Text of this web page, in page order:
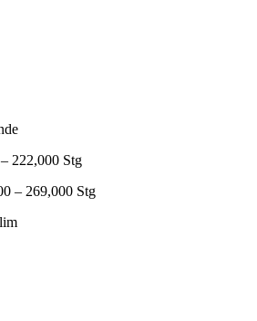
222,000 Stg
– 269,000 Stg